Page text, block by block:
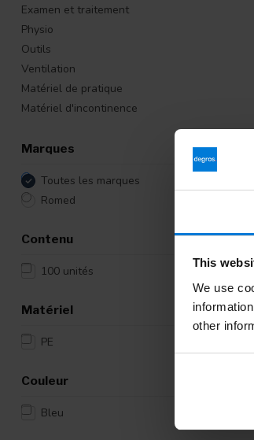
This
We use
other
Examen et traitement
Physio
Outils
Ventilation
Matériel de pratique
Matériel d'incontinence
Marques
Toutes les marques
Romed
Contenu
100 unités
Matériel
PE
Couleur
Bleu